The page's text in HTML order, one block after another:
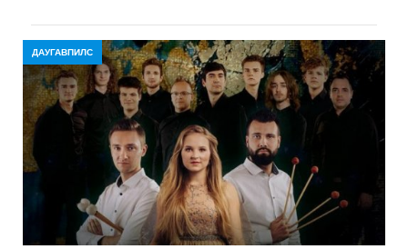
ДАУГАВПИЛС